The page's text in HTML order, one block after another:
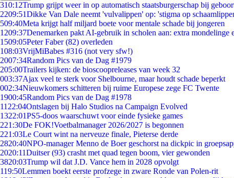
310:12Trump grijpt weer in op automatisch staatsburgerschap bij
2209:51Dikke Van Dale neemt 'vulvalippen' op: 'stigma op
509:40Meta krijgt half miljard boete voor mentale schade bij jongeren
1209:37Denemarken pakt AI-gebruik in scholen aan: extra mondelinge
1509:05Peter Faber (82) overleden
108:03VrijMiBabes #316 (not very sfw!)
2007:34Random Pics van de Dag #1979
205:00Trailers kijken: de bioscoopreleases van week 32
003:37Ajax veel te sterk voor Shelbourne, maar houdt schade beperkt
002:34Nieuwkomers schitteren bij ruime Europese zege FC Twente
1900:45Random Pics van de Dag #1978
11 22:04Ontslagen bij Halo Studios na Campaign Evolved
1322:01PS5-doos waarschuwt voor einde fysieke games
221:30De FOK!Voetbalmanager 2026/2027 is begonnen
221:03Le Court wint na nerveuze finale, Pieterse derde
2820:40NPO-manager Menno de Boer geschorst na dickpic in
2020:11Duitser (93) crasht met quad tegen boom, vier gewonden
3820:03Trump wil dat J.D. Vance hem in 2028 opvolgt
119:50Lemmen boekt eerste profzege in zware Ronde van Polen-rit